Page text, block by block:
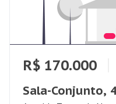
R$ 170.000
Sala-Conjunto,